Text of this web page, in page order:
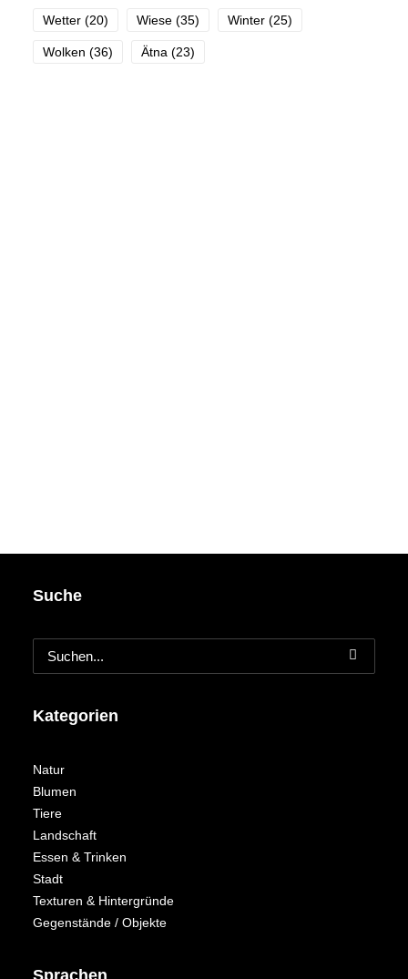
Wetter (20) Wiese (35) Winter (25)
Wolken (36) Ätna (23)
Suche
Kategorien
Natur
Blumen
Tiere
Landschaft
Essen & Trinken
Stadt
Texturen & Hintergründe
Gegenstände / Objekte
Sprachen